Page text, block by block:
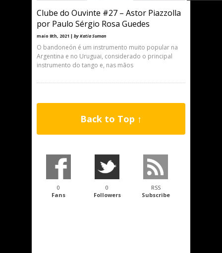
Clube do Ouvinte #27 – Astor Piazzolla
por Paulo Sérgio Rosa Guedes
maio 8th, 2021 | by Katia Suman
O bandoneón é um instrumento muito popular na
Argentina e no Uruguai, considerado o principal
instrumento do tango e, nas mãos
Back to Top ↑
0
Fans
0
Followers
RSS
Subscribe